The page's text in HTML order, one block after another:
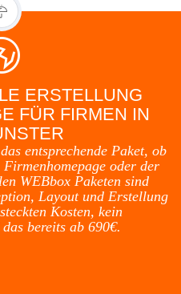
ERSTELLUNG
FÜR FIRMEN IN
entsprechende Paket, ob
oder der
WEBbox Paketen sind
Layout und Erstellung
Kosten, kein
bereits ab 690€.